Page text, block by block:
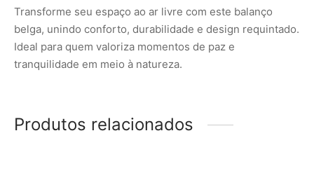
Transforme seu espaço ao ar livre com este balanço
belga, unindo conforto, durabilidade e design requintado.
Ideal para quem valoriza momentos de paz e
tranquilidade em meio à natureza.
Produtos relacionados